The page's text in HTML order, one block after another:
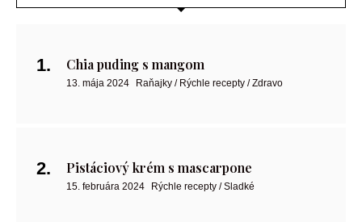
Chia puding s mangom
13. mája 2024 Raňajky / Rýchle recepty / Zdravo
Pistáciový krém s mascarpone
15. februára 2024 Rýchle recepty / Sladké